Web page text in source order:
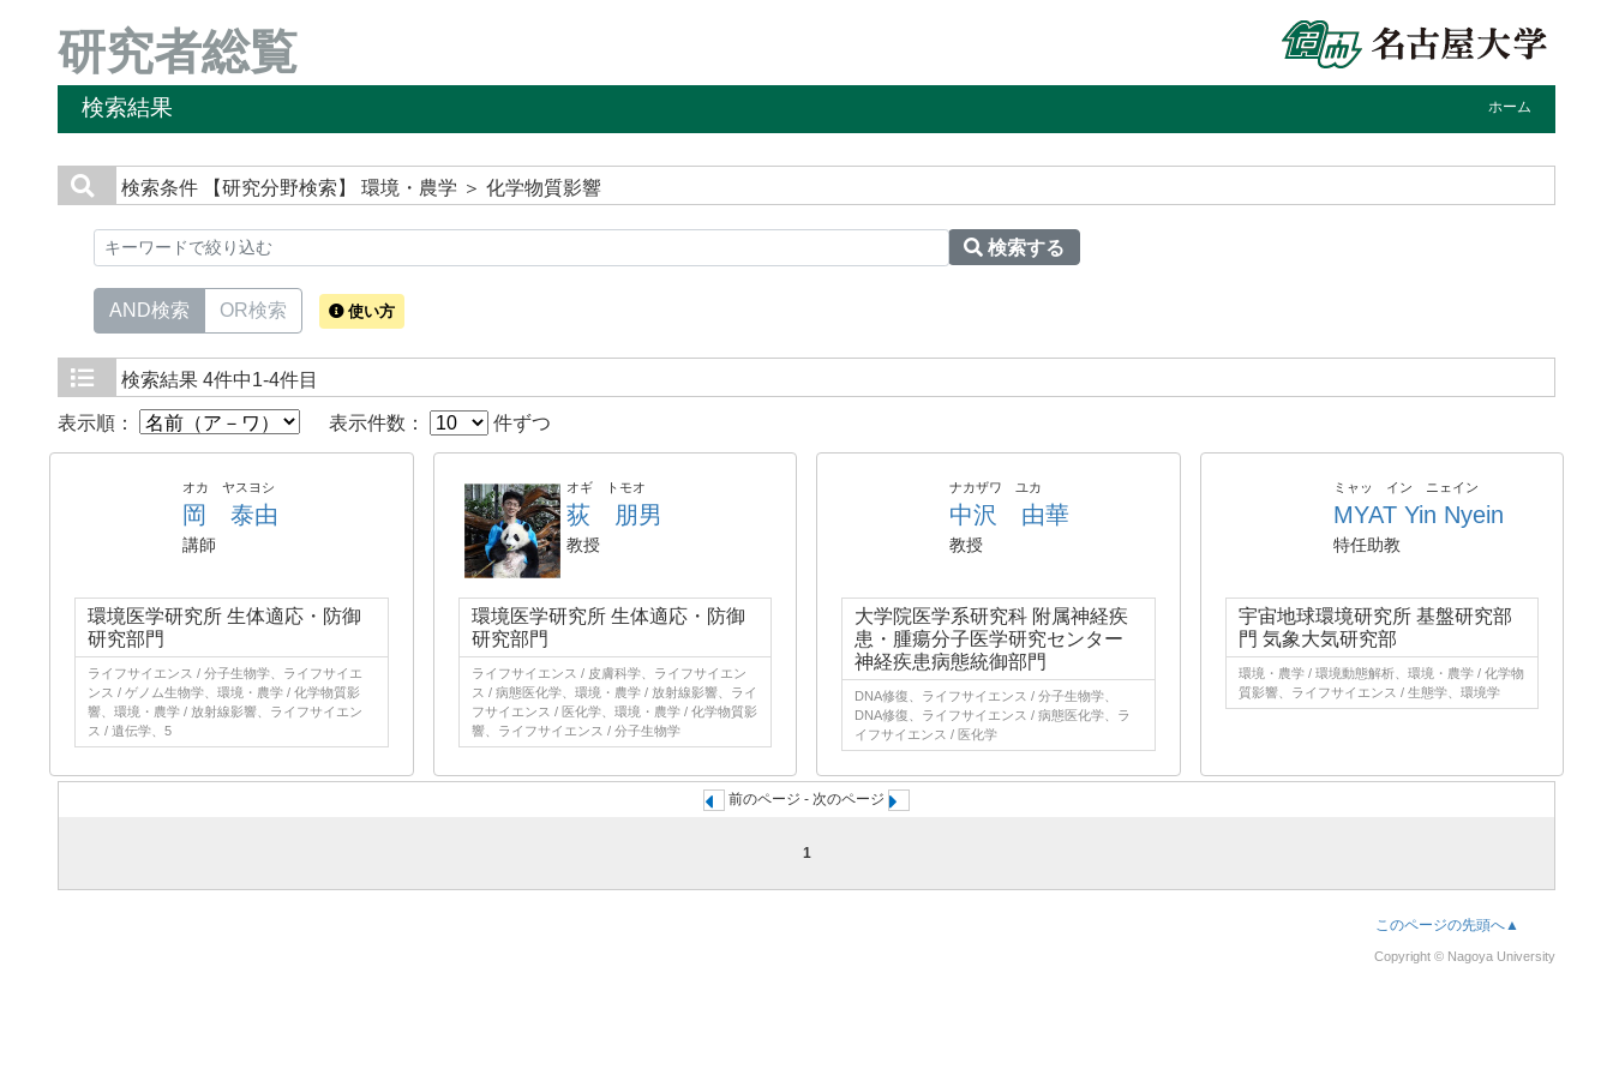
研究者総覧
検索結果 ホーム
検索条件 【研究分野検索】 環境・農学 ＞ 化学物質影響
検索する
AND検索 OR検索 使い方
検索結果 4件中1-4件目
表示順： 表示件数： 件ずつ
オカ ヤスヨシ
岡 泰由
講師
環境医学研究所 生体適応・防御
研究部門
ライフサイエンス / 分子生物学、ライフサイエ
ンス / ゲノム生物学、環境・農学 / 化学物質影
響、環境・農学 / 放射線影響、ライフサイエン
ス / 遺伝学、5
オギ トモオ
荻 朋男
教授
環境医学研究所 生体適応・防御
研究部門
ライフサイエンス / 皮膚科学、ライフサイエン
ス / 病態医化学、環境・農学 / 放射線影響、ライ
フサイエンス / 医化学、環境・農学 / 化学物質影
響、ライフサイエンス / 分子生物学
ナカザワ ユカ
中沢 由華
教授
大学院医学系研究科 附属神経疾
患・腫瘍分子医学研究センター
神経疾患病態統御部門
DNA修復、ライフサイエンス / 分子生物学、
DNA修復、ライフサイエンス / 病態医化学、ラ
イフサイエンス / 医化学
ミャッ イン ニェイン
MYAT Yin Nyein
特任助教
宇宙地球環境研究所 基盤研究部
門 気象大気研究部
環境・農学 / 環境動態解析、環境・農学 / 化学物
質影響、ライフサイエンス / 生態学、環境学
前のページ - 次のページ
1
このページの先頭へ▲
Copyright © Nagoya University